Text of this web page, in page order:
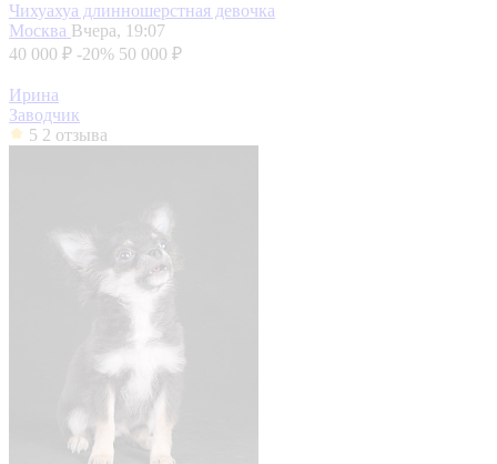
Чихуахуа длинношерстная девочка
Москва Вчера, 19:07
40 000 ₽ -20% 50 000 ₽
Ирина
Заводчик
5 2 отзыва